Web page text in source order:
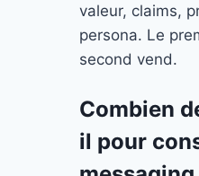
valeur, claims,
persona. Le
second vend.
Combien
il pour